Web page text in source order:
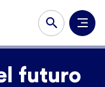
futuro